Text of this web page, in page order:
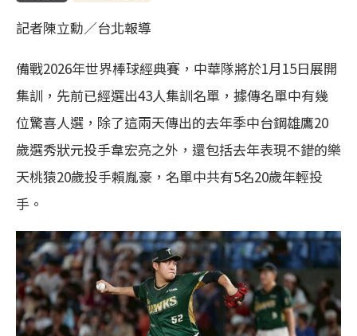
記者陳立勳／台北報導
備戰2026年世界棒球經典賽，中華隊將於1月15日展開
集訓，先前已經選出43人集訓名單，據傳名單中有幾
位驚喜人選，除了這兩天傳出的去年季中台鋼雄鷹20
歲選秀狀元投手韋宏亮之外，還包括去年表現不錯的樂
天桃猿20歲投手賴胤豪，名單中共有5名20歲年輕投
手。